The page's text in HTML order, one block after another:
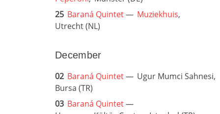
25 Baraná Quintet— Muziekhuis,
Utrecht (NL)
December
02 Baraná Quintet— Ugur Mumci Sahnesi,
Bursa (TR)
03 Baraná Quintet—